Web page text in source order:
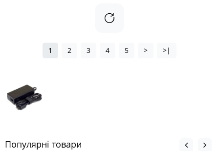
1 2 3 4 5 > >|
Популярні товари